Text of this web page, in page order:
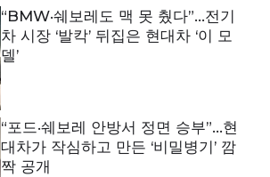
“BMW·쉐보레도 맥 못 췄다”…전기
차 시장 ‘발칵’ 뒤집은 현대차 ‘이 모
델’
“포드·쉐보레 안방서 정면 승부”…현
대차가 작심하고 만든 ‘비밀병기’ 깜
짝 공개